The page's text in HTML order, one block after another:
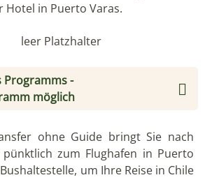
Hotel in Puerto Varas.
Programms -
möglich
ohne Guide bringt Sie nach
zum Flughafen in Puerto
um Ihre Reise in Chile